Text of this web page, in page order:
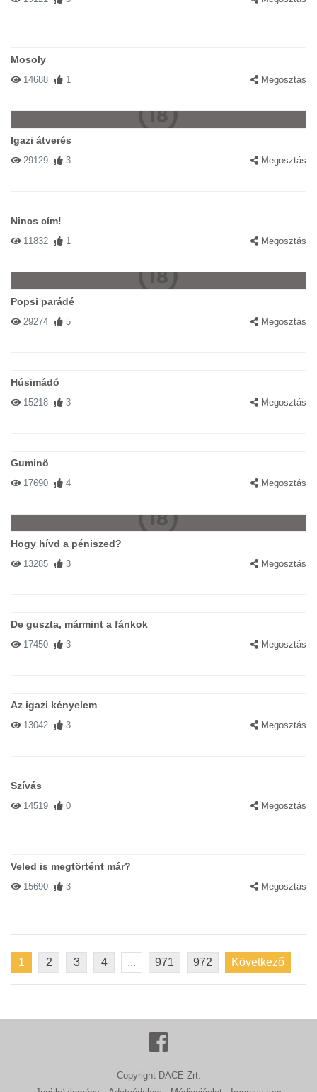
Mosoly
14688 1 Megosztás
Igazi átverés
29129 3 Megosztás
Nincs cím!
11832 1 Megosztás
Popsi parádé
29274 5 Megosztás
Húsimádó
15218 3 Megosztás
Guminő
17690 4 Megosztás
Hogy hívd a péniszed?
13285 3 Megosztás
De guszta, mármint a fánkok
17450 3 Megosztás
Az igazi kényelem
13042 3 Megosztás
Szívás
14519 0 Megosztás
Veled is megtörtént már?
15690 3 Megosztás
1 2 3 4 ... 971 972 Következő
Copyright DACE Zrt.